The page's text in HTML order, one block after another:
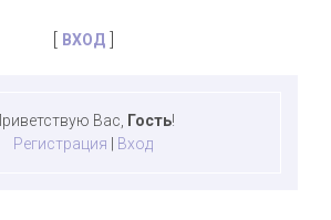
[ ВХОД]
Вас Гость!
Регистрация
Вход